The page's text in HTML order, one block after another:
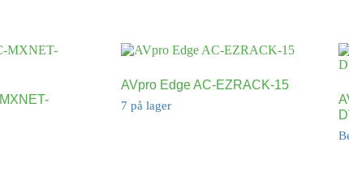
AVpro Edge AC-EZRACK-15
7 på lager